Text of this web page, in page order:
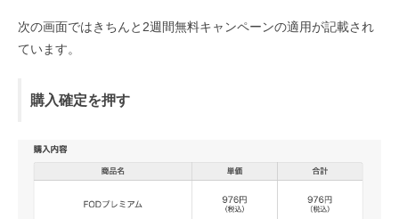
次の画面ではきちんと2週間無料キャンペーンの適用が記載され
ています。
購入確定を押す